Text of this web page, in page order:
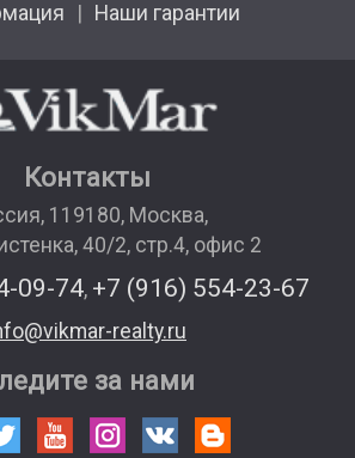
Наши гарантии
Контакты
, 119180, Москва,
40/2, стр.4, офис 2
09-74, +7 (916) 554-23-67
realty.ru
за нами